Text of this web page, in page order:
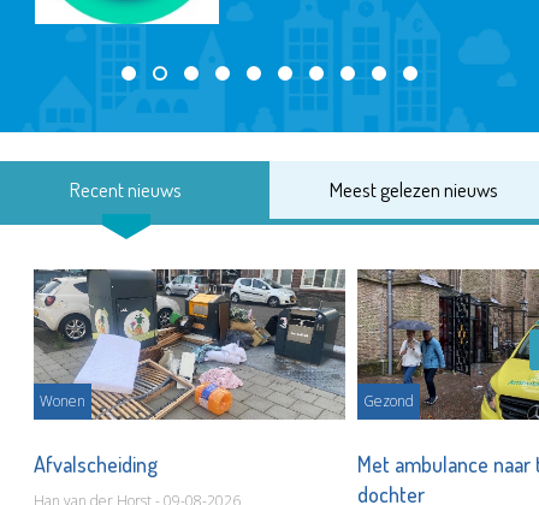
Recent nieuws Meest gelezen nieuws
Wonen
Afvalscheiding
Han van der Horst - 09-08-2026
Gezond
Met ambulance
dochter